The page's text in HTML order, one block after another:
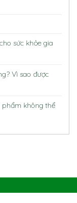
sức khỏe gia
Vì sao được
phẩm không thể